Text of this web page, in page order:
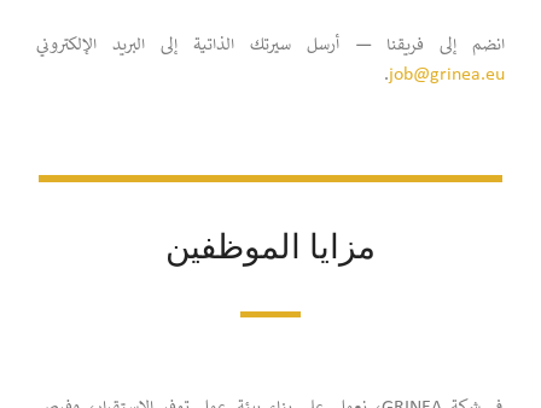
انضم إلى فريقنا — أرسل سيرتك الذاتية إلى البريد الإلكتروني
job@grinea.eu
.
مزايا الموظفين